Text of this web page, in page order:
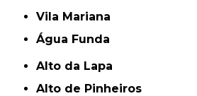
Vila Mariana
Água Funda
Alto da Lapa
Alto de Pinheiros